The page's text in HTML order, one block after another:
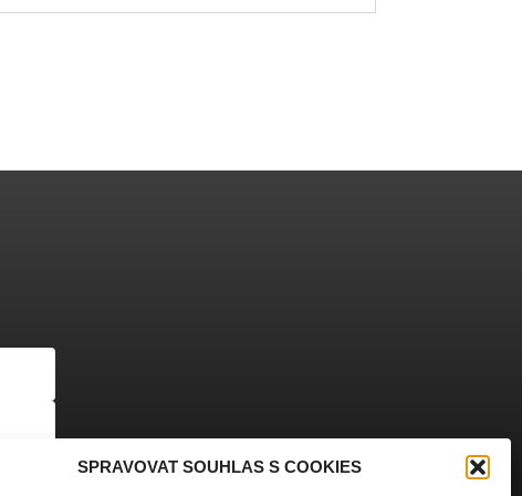
SPRAVOVAT SOUHLAS S COOKIES